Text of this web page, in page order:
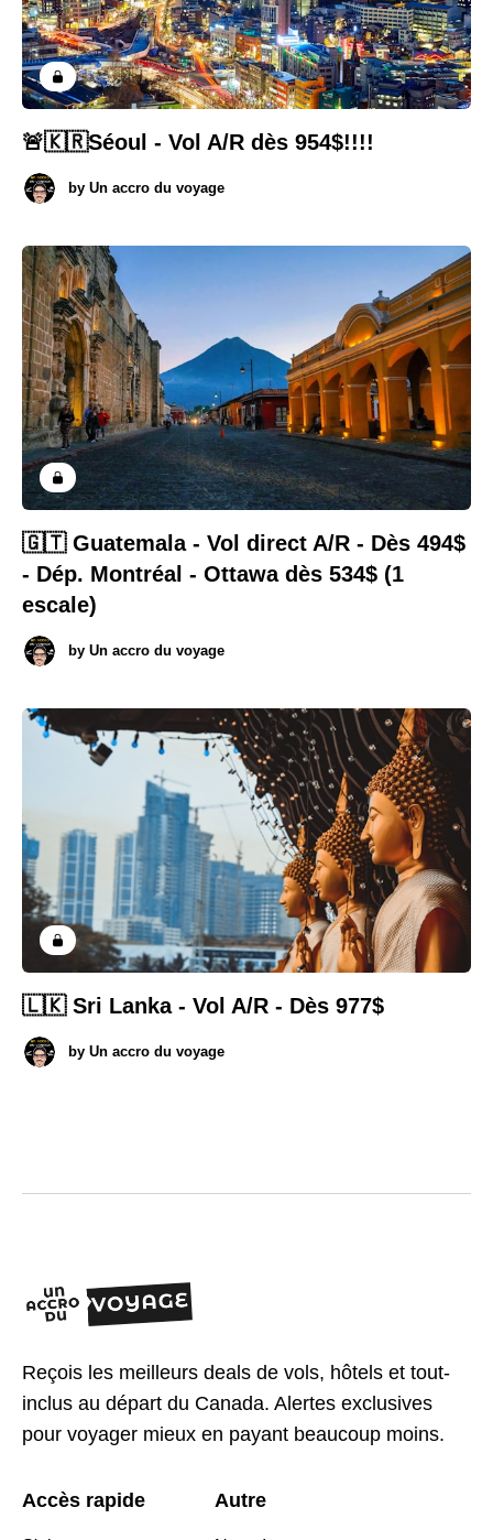
🚨🇰🇷Séoul - Vol A/R dès 954$!!!!
by Un accro du voyage
🇬🇹 Guatemala - Vol direct A/R - Dès 494$
- Dép. Montréal - Ottawa dès 534$ (1
escale)
by Un accro du voyage
🇱🇰 Sri Lanka - Vol A/R - Dès 977$
by Un accro du voyage
Reçois les meilleurs deals de vols, hôtels et tout-
inclus au départ du Canada. Alertes exclusives
pour voyager mieux en payant beaucoup moins.
Accès rapide Autre